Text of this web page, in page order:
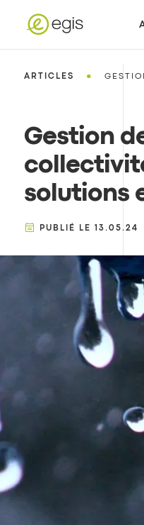
ARTICLES •
Gestion
solutions
PUBLIÉ LE 13.05.24